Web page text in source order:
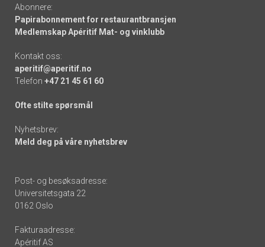
Abonnere:
Papirabonnement for restaurantbransjen
Medlemskap Apéritif Mat- og vinklubb
Kontakt oss:
aperitif@aperitif.no
Telefon +47 21 45 61 60
Ofte stilte spørsmål
Nyhetsbrev:
Meld deg på våre nyhetsbrev
Post- og besøksadresse:
Universitetsgata 22
0162 Oslo
Fakturaadresse:
Apéritif AS